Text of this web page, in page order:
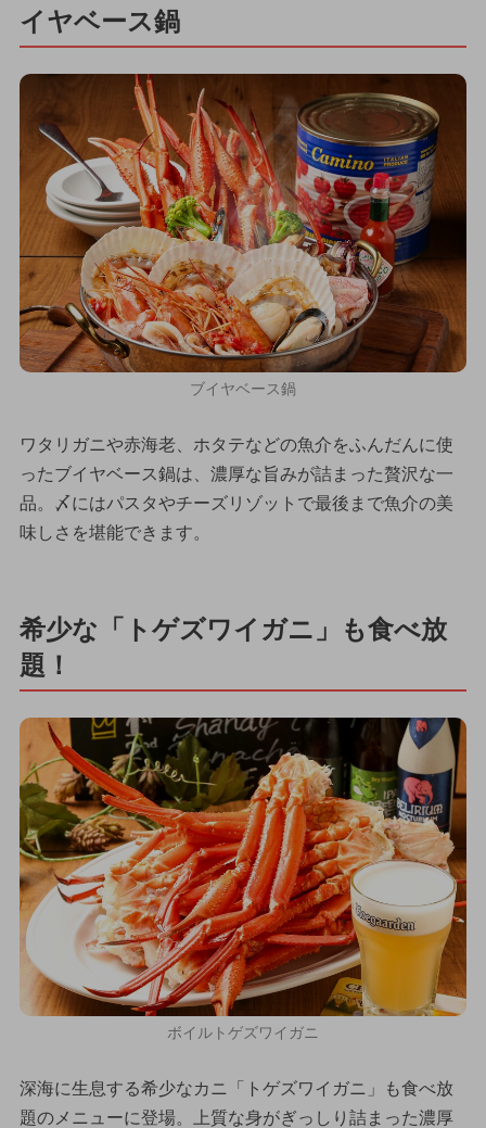
イヤベース鍋
ブイヤベース鍋
ワタリガニや赤海老、ホタテなどの魚介をふんだんに使
ったブイヤベース鍋は、濃厚な旨みが詰まった贅沢な一
品。〆にはパスタやチーズリゾットで最後まで魚介の美
味しさを堪能できます。
希少な「トゲズワイガニ」も食べ放
題！
ボイルトゲズワイガニ
深海に生息する希少なカニ「トゲズワイガニ」も食べ放
題のメニューに登場。上質な身がぎっしり詰まった濃厚